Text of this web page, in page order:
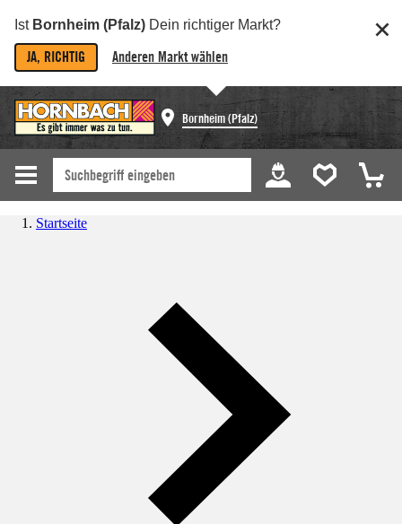
Ist Bornheim (Pfalz) Dein richtiger Markt?
JA, RICHTIG Anderen Markt wählen
Bornheim (Pfalz)
Startseite